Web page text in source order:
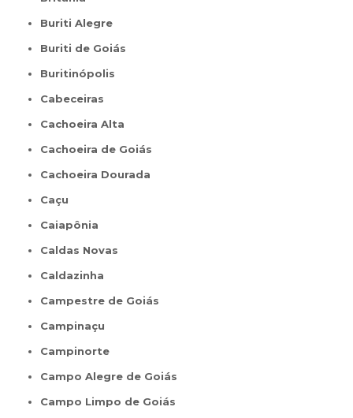
Buriti Alegre
Buriti de Goiás
Buritinópolis
Cabeceiras
Cachoeira Alta
Cachoeira de Goiás
Cachoeira Dourada
Caçu
Caiapônia
Caldas Novas
Caldazinha
Campestre de Goiás
Campinaçu
Campinorte
Campo Alegre de Goiás
Campo Limpo de Goiás